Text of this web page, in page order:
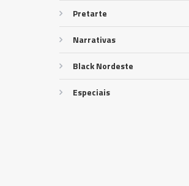
Pretarte
Narrativas
Black Nordeste
Especiais